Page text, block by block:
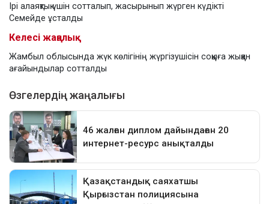
Ірі алаяқтық үшін сотталып, жасырынып жүрген күдікті
Семейде ұсталды
Келесі жаңалық
Жамбыл облысында жүк көлігінің жүргізушісін соққыға жыққан
ағайындылар сотталды